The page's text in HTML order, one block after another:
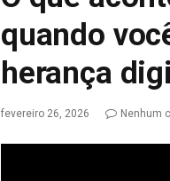
quando
herança
fevereiro 26, 2026 Nenhum